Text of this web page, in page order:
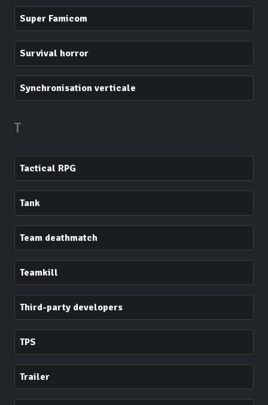
Super Famicom
Survival horror
Synchronisation verticale
T
Tactical RPG
Tank
Team deathmatch
Teamkill
Third-party developers
TPS
Trailer